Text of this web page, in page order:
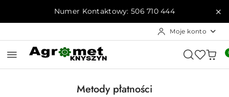
Przejdź do treści głównej
Przejdź do wyszukiwarki
Przejdź do moje konto
Przejdź do menu głównego
Przejdź do stopkiNumer Kontaktowy: 506 710 444
Moje konto
Metody płatności